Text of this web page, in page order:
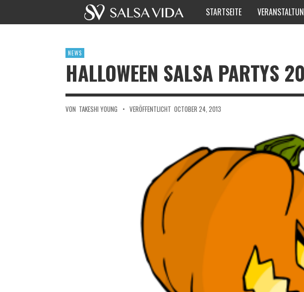
STARTSEITE
NEWS
HALLOWEEN SALSA PARTYS
VON TAKESHI YOUNG • VERÖFFENTLICHT OCTOBER 24, 2013